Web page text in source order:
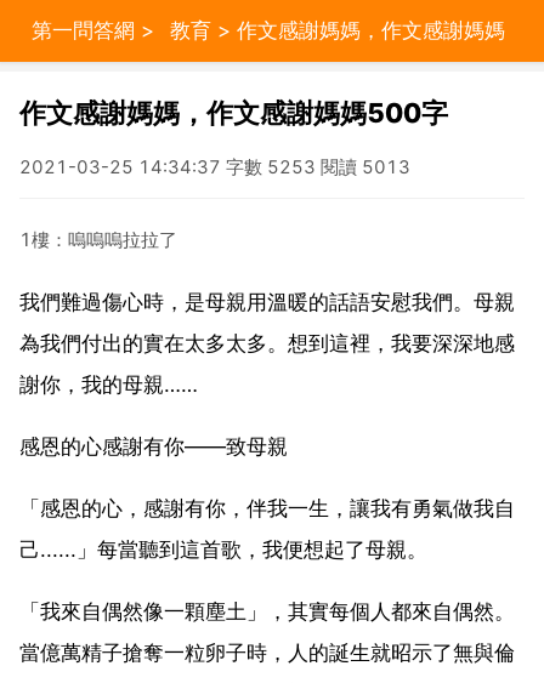
第一問答網 > 教育 > 作文感謝媽媽，作文感謝媽媽
500字
作文感謝媽媽，作文感謝媽媽500字
2021-03-25 14:34:37 字數 5253 閱讀 5013
1樓：嗚嗚嗚拉拉了
我們難過傷心時，是母親用溫暖的話語安慰我們。母親
為我們付出的實在太多太多。想到這裡，我要深深地感
謝你，我的母親……
感恩的心感謝有你――致母親
「感恩的心，感謝有你，伴我一生，讓我有勇氣做我自
己......」每當聽到這首歌，我便想起了母親。
「我來自偶然像一顆塵土」，其實每個人都來自偶然。
當億萬精子搶奪一粒卵子時，人的誕生就昭示了無與倫